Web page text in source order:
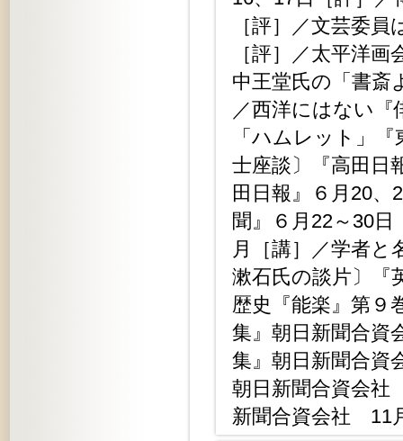
［評］／文芸委
［評］／太平洋
中王堂氏の「書斎
／西洋にはない
「ハムレット」
士座談〕『高田日
田日報』６月20、
聞』６月22～30
月［講］／学者と
漱石氏の談片〕『
歴史『能楽』第９
集』朝日新聞合資
集』朝日新聞合資
朝日新聞合資会社
新聞合資会社 11